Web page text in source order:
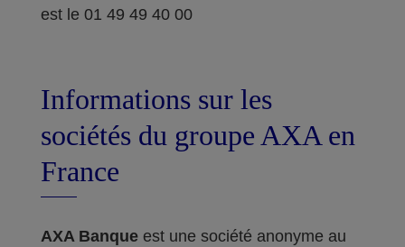
est le 01 49 49 40 00
Informations sur les
sociétés du groupe AXA en
France
AXA Banque est une société anonyme au